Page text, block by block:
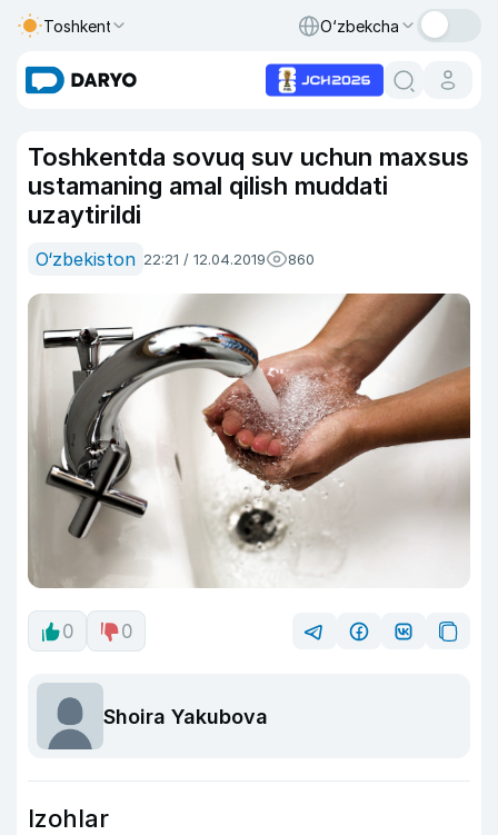
Toshkent O‘zbekcha
Toshkentda sovuq suv uchun maxsus
ustamaning amal qilish muddati
uzaytirildi
O‘zbekiston 22:21 / 12.04.2019 860
0 0
Shoira Yakubova
Izohlar